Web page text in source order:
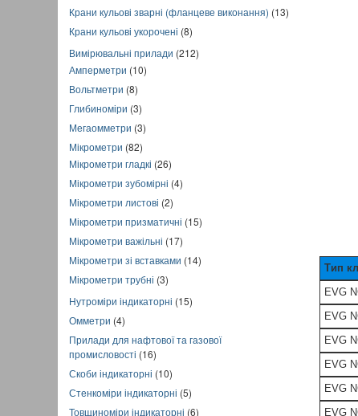
Крани кульові зварні (фланцеве виконання) (13)
Крани кульові укорочені (8)
Вимірювальні прилади (212)
Амперметри (10)
Вольтметри (8)
Глибиноміри (3)
Мегаомметри (3)
Мікрометри (82)
Мікрометри гладкі (26)
Мікрометри зубомірні (4)
Мікрометри листові (2)
Мікрометри призматичні (15)
Мікрометри важільні (17)
Мікрометри зі вставками (14)
Мікрометри трубні (3)
Нутроміри індикаторні (15)
Омметри (4)
Прилади для нафтової та газової
промисловості (16)
Скоби індикаторні (10)
Стенкоміри індикаторні (5)
Товщиноміри індикаторні (6)
Тип
EVG
EVG
EVG
EVG
EVG
EVG